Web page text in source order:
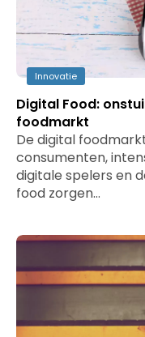
Innovatie
Digital Food:
foodmarkt
De digital
consumenten,
digitale spelers en
food zorgen…